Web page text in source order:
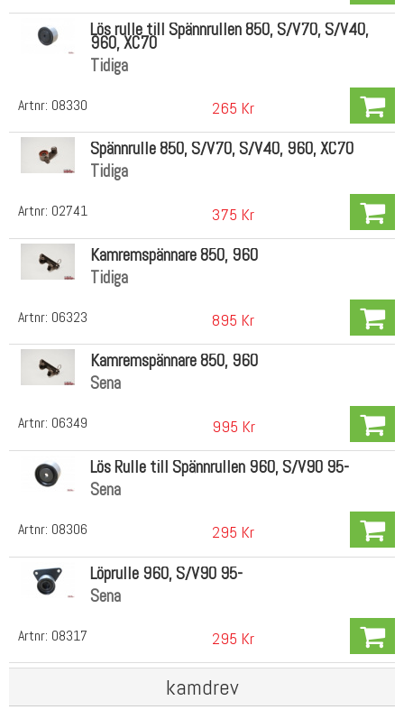
Artnr: 08330
Lös rulle till Spännrullen 850, S/V70, S/V40,
960, XC70
Tidiga
265 Kr
Artnr: 02741
Spännrulle 850, S/V70, S/V40, 960, XC70
Tidiga
375 Kr
Artnr: 06323
Kamremspännare 850, 960
Tidiga
895 Kr
Artnr: 06349
Kamremspännare 850, 960
Sena
995 Kr
Artnr: 08306
Lös Rulle till Spännrullen 960, S/V90 95-
Sena
295 Kr
Artnr: 08317
Löprulle 960, S/V90 95-
Sena
295 Kr
kamdrev